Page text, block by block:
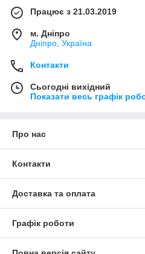
Працює з 21.03.2019
м. Дніпро
Дніпро, Україна
Контакти
Сьогодні вихідний
Показати весь графік
Про нас
Контакти
Доставка та оплата
Графік роботи